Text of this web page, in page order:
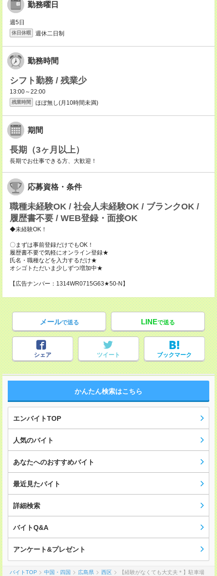
勤務曜日
週5日
休日休暇 週休二日制
勤務時間
シフト勤務 / 残業少
13:00～22:00
残業時間 ほぼ無し(月10時間未満)
期間
長期（3ヶ月以上）
長期でお仕事できる方、大歓迎！
応募資格・条件
職種未経験OK / 社会人未経験OK / ブランクOK /
履歴書不要 / WEB登録・面接OK
◆未経験OK！
〇まずは事前登録だけでもOK！
履歴書不要で気軽にオンライン登録★
氏名・職種などを入力するだけ★
オシゴトただいま少しずつ増加中★
【広告ナンバー：1314WR0715G63★50-N】
メールで送る LINEで送る
シェア ツイート ブックマーク
かんたん検索はこちら
エンバイトTOP
人気のバイト
あなたへのおすすめバイト
最近見たバイト
詳細検索
バイトQ&A
アンケート&プレゼント
バイトTOP 中国・四国 広島県 西区 【経験がなくても大丈夫＊】駐車場